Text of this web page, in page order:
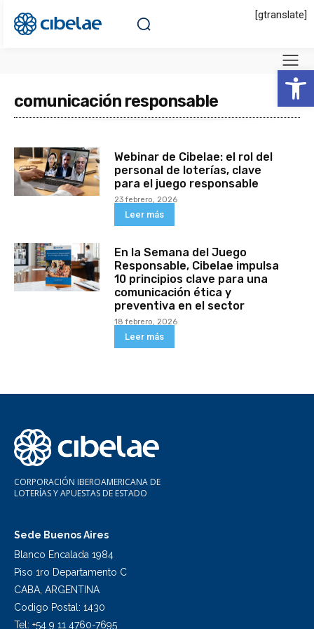
Abrir
[gtranslate]
comunicación responsable
Webinar de Cibelae: el rol del
personal de loterías, clave
para el juego responsable
23 febrero, 2026
Leer más
En la Semana del Juego
Responsable, Cibelae impulsa
10 principios clave para una
comunicación ética y
preventiva en el sector
18 febrero, 2026
Leer más
CORPORACIÓN IBEROAMERICANA DE
LOTERÍAS Y APUESTAS DE ESTADO
Sede Buenos Aires
Blanco Encalada 1984
Piso 1ro Departamento C
CABA, ARGENTINA
Codigo Postal: 1430
Tel: +54 9 11 4760-7695